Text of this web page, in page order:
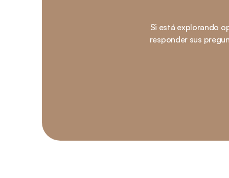
Si está explorando
responder sus